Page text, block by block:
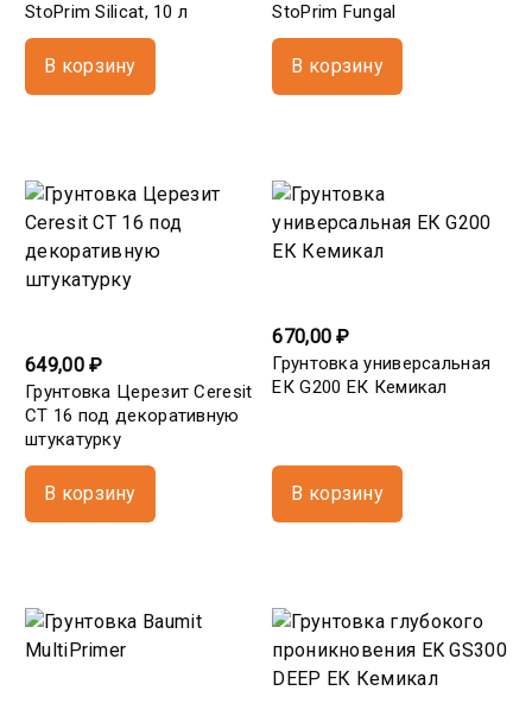
StoPrim Silicat, 10 л
В корзину
StoPrim Fungal
В корзину
649,00 ₽
Грунтовка Церезит Ceresit
СТ 16 под декоративную
штукатурку
В корзину
670,00 ₽
Грунтовка универсальная
ЕК G200 ЕК Кемикал
В корзину